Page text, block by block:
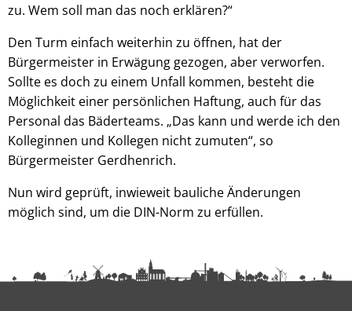
zu. Wem soll man das noch erklären?“
Den Turm einfach weiterhin zu öffnen, hat der
Bürgermeister in Erwägung gezogen, aber verworfen.
Sollte es doch zu einem Unfall kommen, besteht die
Möglichkeit einer persönlichen Haftung, auch für das
Personal das Bäderteams. „Das kann und werde ich den
Kolleginnen und Kollegen nicht zumuten“, so
Bürgermeister Gerdhenrich.
Nun wird geprüft, inwieweit bauliche Änderungen
möglich sind, um die DIN-Norm zu erfüllen.